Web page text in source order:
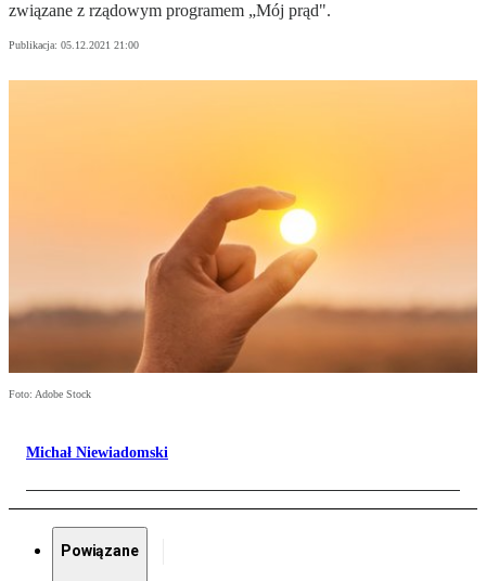
związane z rządowym programem „Mój prąd".
Publikacja: 05.12.2021 21:00
Foto: Adobe Stock
Michał Niewiadomski
Powiązane